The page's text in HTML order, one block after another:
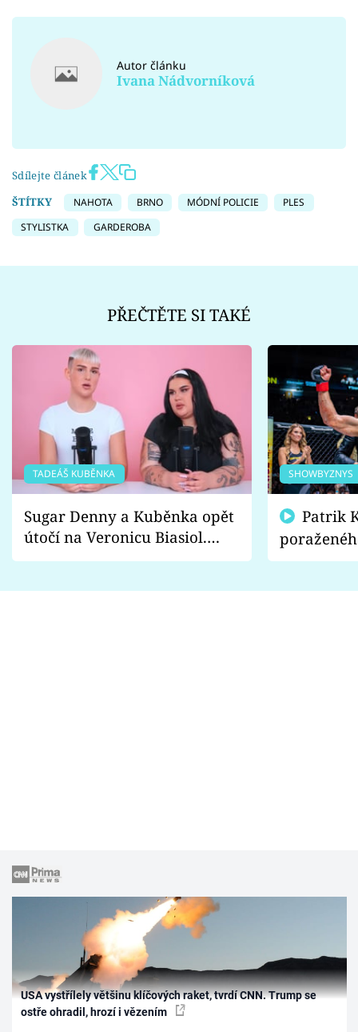
Autor článku
Ivana Nádvorníková
Sdílejte článek
ŠTÍTKY
NAHOTA BRNO MÓDNÍ POLICIE
PLES
STYLISTKA
GARDEROBA
PŘEČTĚTE SI TAKÉ
TADEÁŠ KUBĚNKA
Sugar Denny a Kuběnka opět
útočí na Veronicu Biasiol.
Proč je podle nich falešná a
SHOWBYZNYS
fanoušci
USA vystřílely většinu klíčových raket, tvrdí CNN. Trump se
ostře ohradil, hrozí i vězením